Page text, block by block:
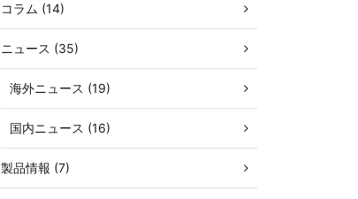
コラム (14)
ニュース (35)
海外ニュース (19)
国内ニュース (16)
製品情報 (7)